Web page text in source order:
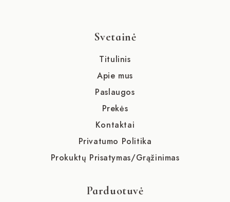
Svetainė
Titulinis
Apie mus
Paslaugos
Prekės
Kontaktai
Privatumo Politika
Prokuktų Prisatymas/Grąžinimas
Parduotuvė